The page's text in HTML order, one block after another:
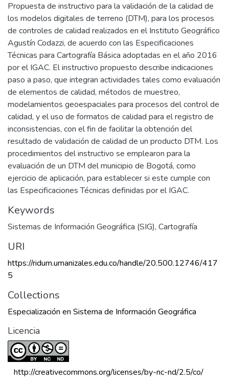
Propuesta de instructivo para la validación de la calidad de
los modelos digitales de terreno (DTM), para los procesos
de controles de calidad realizados en el Instituto Geográfico
Agustín Codazzi, de acuerdo con las Especificaciones
Técnicas para Cartografía Básica adoptadas en el año 2016
por el IGAC. El instructivo propuesto describe indicaciones
paso a paso, que integran actividades tales como evaluación
de elementos de calidad, métodos de muestreo,
modelamientos geoespaciales para procesos del control de
calidad, y el uso de formatos de calidad para el registro de
inconsistencias, con el fin de facilitar la obtención del
resultado de validación de calidad de un producto DTM. Los
procedimientos del instructivo se emplearon para la
evaluación de un DTM del municipio de Bogotá, como
ejercicio de aplicación, para establecer si este cumple con
las Especificaciones Técnicas definidas por el IGAC.
Keywords
Sistemas de Información Geográfica (SIG), Cartografía
URI
https://ridum.umanizales.edu.co/handle/20.500.12746/417
5
Collections
Especialización en Sistema de Información Geográfica
Licencia
http://creativecommons.org/licenses/by-nc-nd/2.5/co/